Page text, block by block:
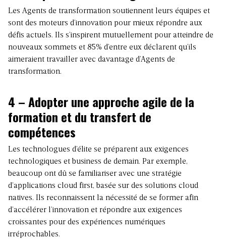
Les Agents de transformation soutiennent leurs équipes et
sont des moteurs d’innovation pour mieux répondre aux
défis actuels. Ils s’inspirent mutuellement pour atteindre de
nouveaux sommets et 85% d’entre eux déclarent qu’ils
aimeraient travailler avec davantage d’Agents de
transformation.
4 – Adopter une approche agile de la
formation et du transfert de
compétences
Les technologues d’élite se préparent aux exigences
technologiques et business de demain. Par exemple,
beaucoup ont dû se familiariser avec une stratégie
d’applications cloud first, basée sur des solutions cloud
natives. Ils reconnaissent la nécessité de se former afin
d’accélérer l’innovation et répondre aux exigences
croissantes pour des expériences numériques
irréprochables.